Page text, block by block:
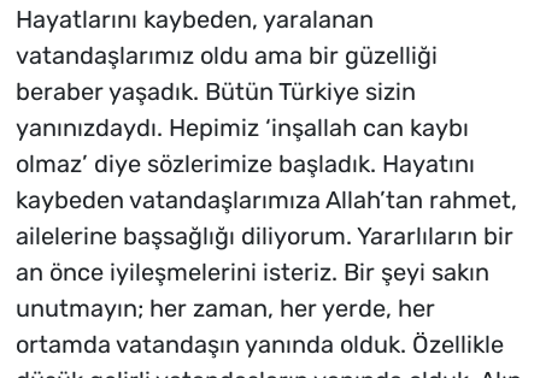
Hayatlarını kaybeden, yaralanan
vatandaşlarımız oldu ama bir güzelliği
beraber yaşadık. Bütün Türkiye sizin
yanınızdaydı. Hepimiz ‘inşallah can kaybı
olmaz’ diye sözlerimize başladık. Hayatını
kaybeden vatandaşlarımıza Allah’tan rahmet,
ailelerine başsağlığı diliyorum. Yararlıların bir
an önce iyileşmelerini isteriz. Bir şeyi sakın
unutmayın; her zaman, her yerde, her
ortamda vatandaşın yanında olduk. Özellikle